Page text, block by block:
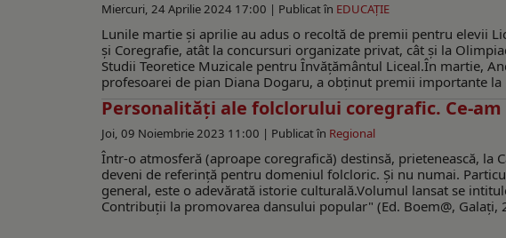
Miercuri, 24 Aprilie 2024 17:00 | Publicat în EDUCAŢIE
Lunile martie şi aprilie au adus o recoltă de premii pentru elevii
şi Coregrafie, atât la concursuri organizate privat, cât şi la
Studii Teoretice Muzicale pentru Învățământul Liceal.În martie,
profesoarei de pian Diana Dogaru, a obținut premii importante
Personalități ale folclorului coregrafic. Ce-
Joi, 09 Noiembrie 2023 11:00 | Publicat în Regional
Într-o atmosferă (aproape coregrafică) destinsă, prietenească, la
deveni de referință pentru domeniul folcloric. Și nu numai.
general, este o adevărată istorie culturală.Volumul lansat se
Contribuții la promovarea dansului popular" (Ed. Boem@,